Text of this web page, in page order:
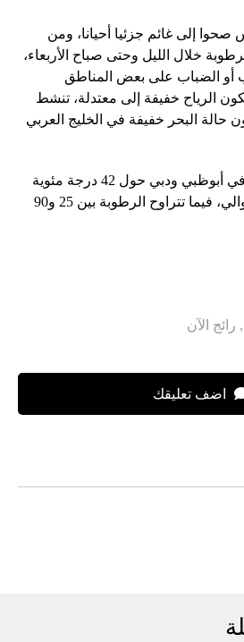
إلى غائم جزئيا أحيانا، ومن
خلال الليل وحتى صباح الأربعاء،
أو الضباب على بعض المناطق
الرياح خفيفة إلى معتدلة، تنشط
حالة البحر خفيفة في الخليج العربي
وتتراوح درجات الحرارة في أبوظبي ودبي حول 42 درجة مئوية
و41 درجة مئوية على التوالي، فيما تتراوح الرطوبة بين 25 و90
, رائج الآن
اضف تعليقك